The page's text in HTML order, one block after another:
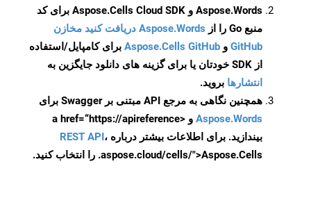
Aspose.Words و Aspose.Cells Cloud SDK برای کد
منبع Go را از
Aspose.Words دریافت کنید مخازن
GitHub و Aspose.Cells GitHub برای کامپایل/استفاده
از SDK خودتان یا برای گزینه های دانلود جایگزین به
انتشارها بروید.
همچنین نگاهی به مرجع API مبتنی بر Swagger برای
Aspose.Words
و <a href=“https://apireference
بیندازید. برای اطلاعات بیشتر درباره REST API،
.aspose.cloud/cells/">Aspose.Cells را انتخاب کنید.